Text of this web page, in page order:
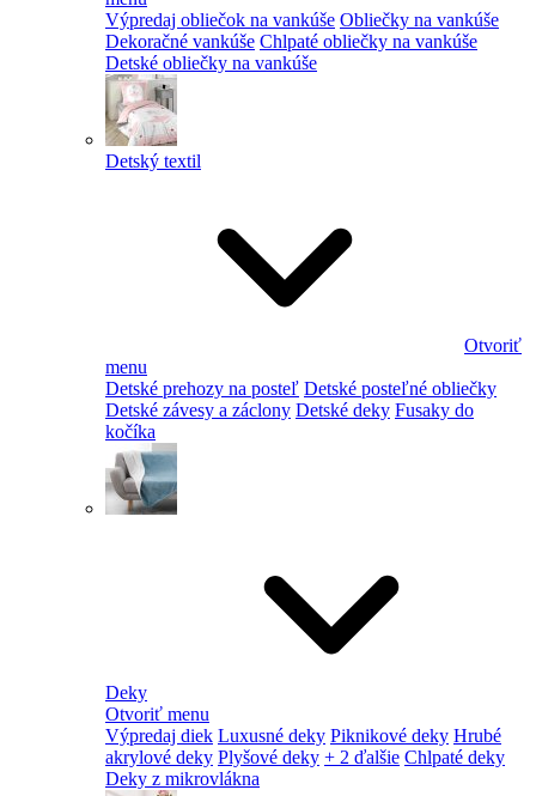
Výpredaj obliečok na vankúše Obliečky na vankúše
Dekoračné vankúše Chlpaté obliečky na vankúše
Detské obliečky na vankúše
Detský textil
Otvoriť
menu
Detské prehozy na posteľ Detské posteľné obliečky
Detské závesy a záclony Detské deky Fusaky do
kočíka
Deky
Otvoriť menu
Výpredaj diek Luxusné deky Piknikové deky Hrubé
akrylové deky Plyšové deky + 2 ďalšie Chlpaté deky
Deky z mikrovlákna